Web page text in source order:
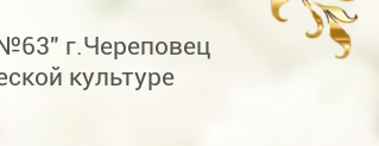
г.Череповец
культуре